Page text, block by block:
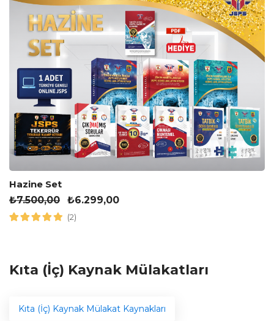
Hazine Set
₺7.500,00 ₺6.299,00
(2)
Kıta (İç) Kaynak Mülakatları
Kıta (İç) Kaynak Mülakat Kaynakları